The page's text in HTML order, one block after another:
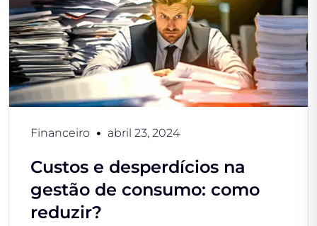
Financeiro abril 23, 2024
Custos e desperdícios na
gestão de consumo: como
reduzir?